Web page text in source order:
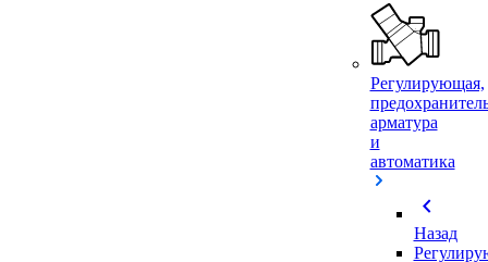
Регулирующая,
арматура
и
автоматика
chevron_left
Назад